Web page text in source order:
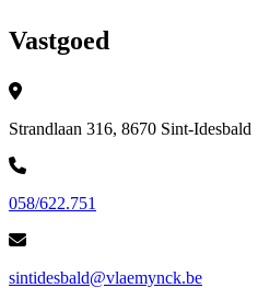
Vastgoed
Strandlaan 316, 8670 Sint-Idesbald
058/622.751
sintidesbald@vlaemynck.be